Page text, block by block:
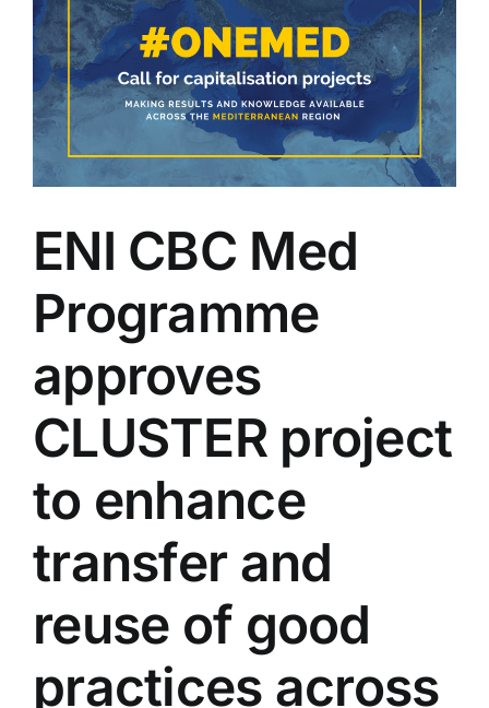
ENI CBC Med
Programme
approves
CLUSTER project
to enhance
transfer and
reuse of good
practices across